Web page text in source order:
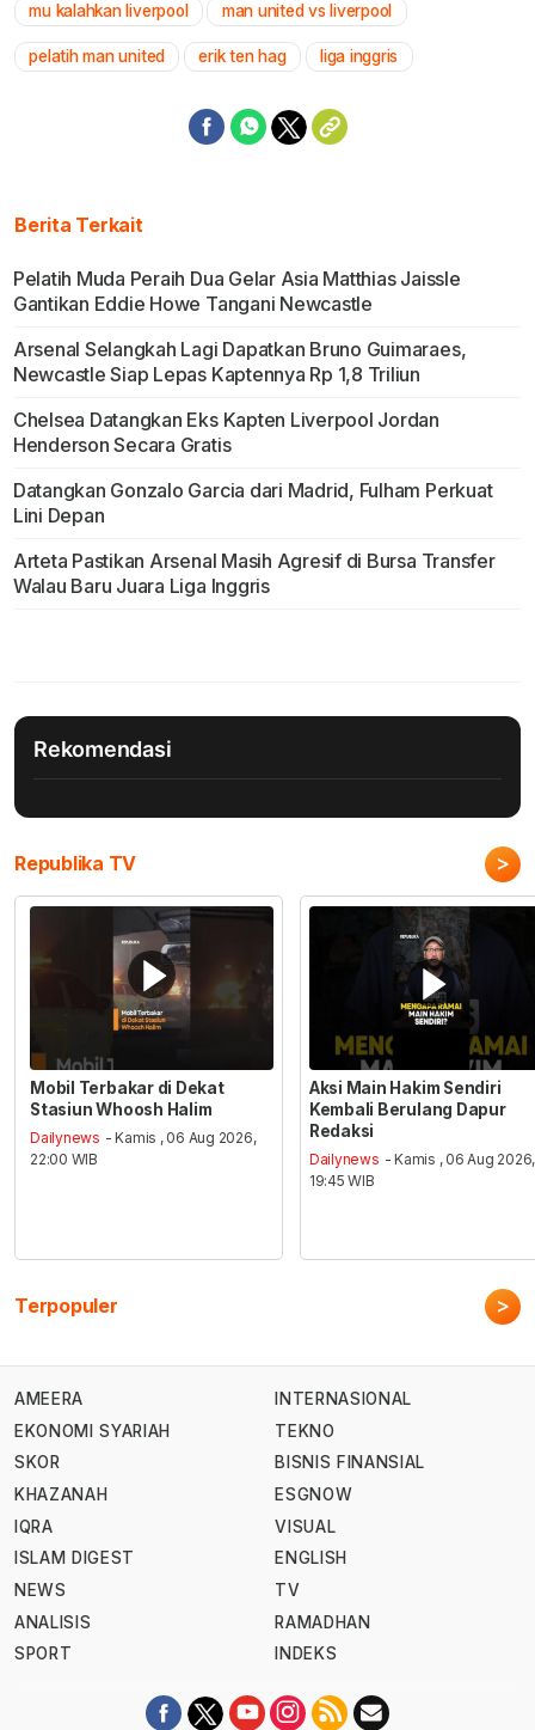
mu kalahkan liverpool man united vs liverpool
pelatih man united erik ten hag liga inggris
Berita Terkait
Pelatih Muda Peraih Dua Gelar Asia Matthias Jaissle
Gantikan Eddie Howe Tangani Newcastle
Arsenal Selangkah Lagi Dapatkan Bruno Guimaraes,
Newcastle Siap Lepas Kaptennya Rp 1,8 Triliun
Chelsea Datangkan Eks Kapten Liverpool Jordan
Henderson Secara Gratis
Datangkan Gonzalo Garcia dari Madrid, Fulham Perkuat
Lini Depan
Arteta Pastikan Arsenal Masih Agresif di Bursa Transfer
Walau Baru Juara Liga Inggris
Rekomendasi
Republika TV >
Mobil Terbakar di Dekat
Stasiun Whoosh Halim
Dailynews - Kamis , 06 Aug 2026,
22:00 WIB
Aksi Main Hakim Sendiri
Kembali Berulang Dapur
Redaksi
Dailynews - Kamis , 06 Aug 2026,
19:45 WIB
Terpopuler >
AMEERA
EKONOMI SYARIAH
SKOR
KHAZANAH
IQRA
ISLAM DIGEST
NEWS
ANALISIS
SPORT
INTERNASIONAL
TEKNO
BISNIS FINANSIAL
ESGNOW
VISUAL
ENGLISH
TV
RAMADHAN
INDEKS